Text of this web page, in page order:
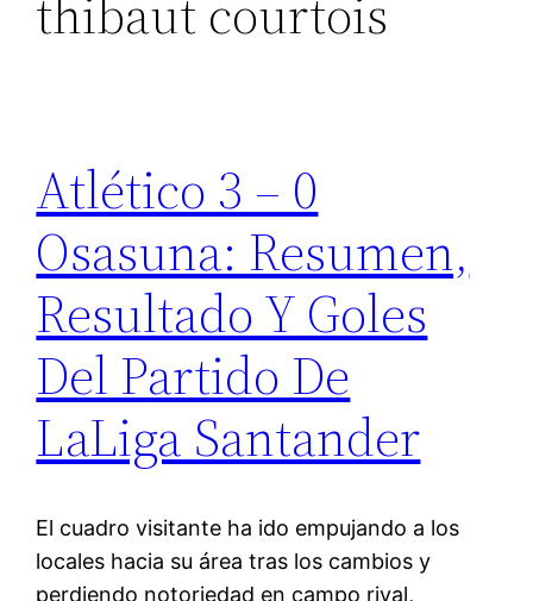
Atlético 3 – 0
Osasuna: Resumen,
Resultado Y Goles
Del Partido De
LaLiga Santander
El cuadro visitante ha ido empujando a los
locales hacia su área tras los cambios y
perdiendo notoriedad en campo rival,